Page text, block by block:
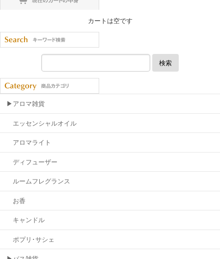
カートは空です
検索
▶アロマ雑貨
エッセンシャルオイル
アロマライト
ディフューザー
ルームフレグランス
お香
キャンドル
ポプリ･サシェ